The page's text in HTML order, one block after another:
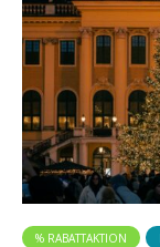
% RABATTAKTION